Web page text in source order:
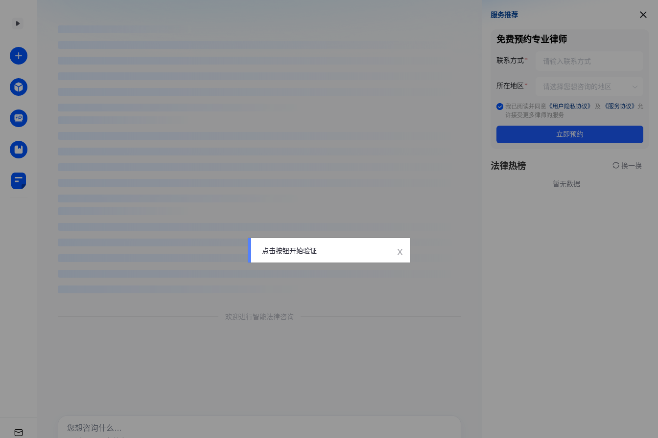
欢迎进行智能法律咨询
服务推荐
服务推荐
免费预约专业律师
联系方式
所在地区
我已阅读并同意 《用户隐私协议》 及 《服务协议》 允
许接受更多律师的服务
立即预约
法律热榜 换一换
暂无数据
点击按钮开始验证 x